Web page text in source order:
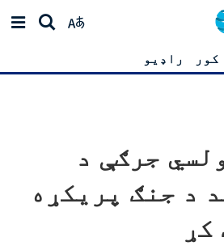
کور راډیو
جرګې د
د جنګ پریکړه